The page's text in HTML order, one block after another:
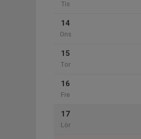
Tis
14
Ons
15
Tor
16
Fre
17
Lör